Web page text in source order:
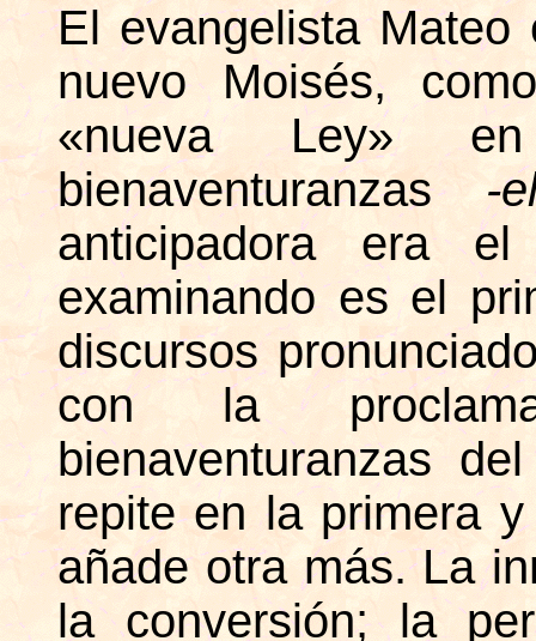
El evangelista
nuevo Moisés,
«nueva Ley»
bienaventuranzas-
anticipadora era
examinando es el
discursos
con la
bienaventuranzas
repite en la primera
añade otra más. La
la conversión; la